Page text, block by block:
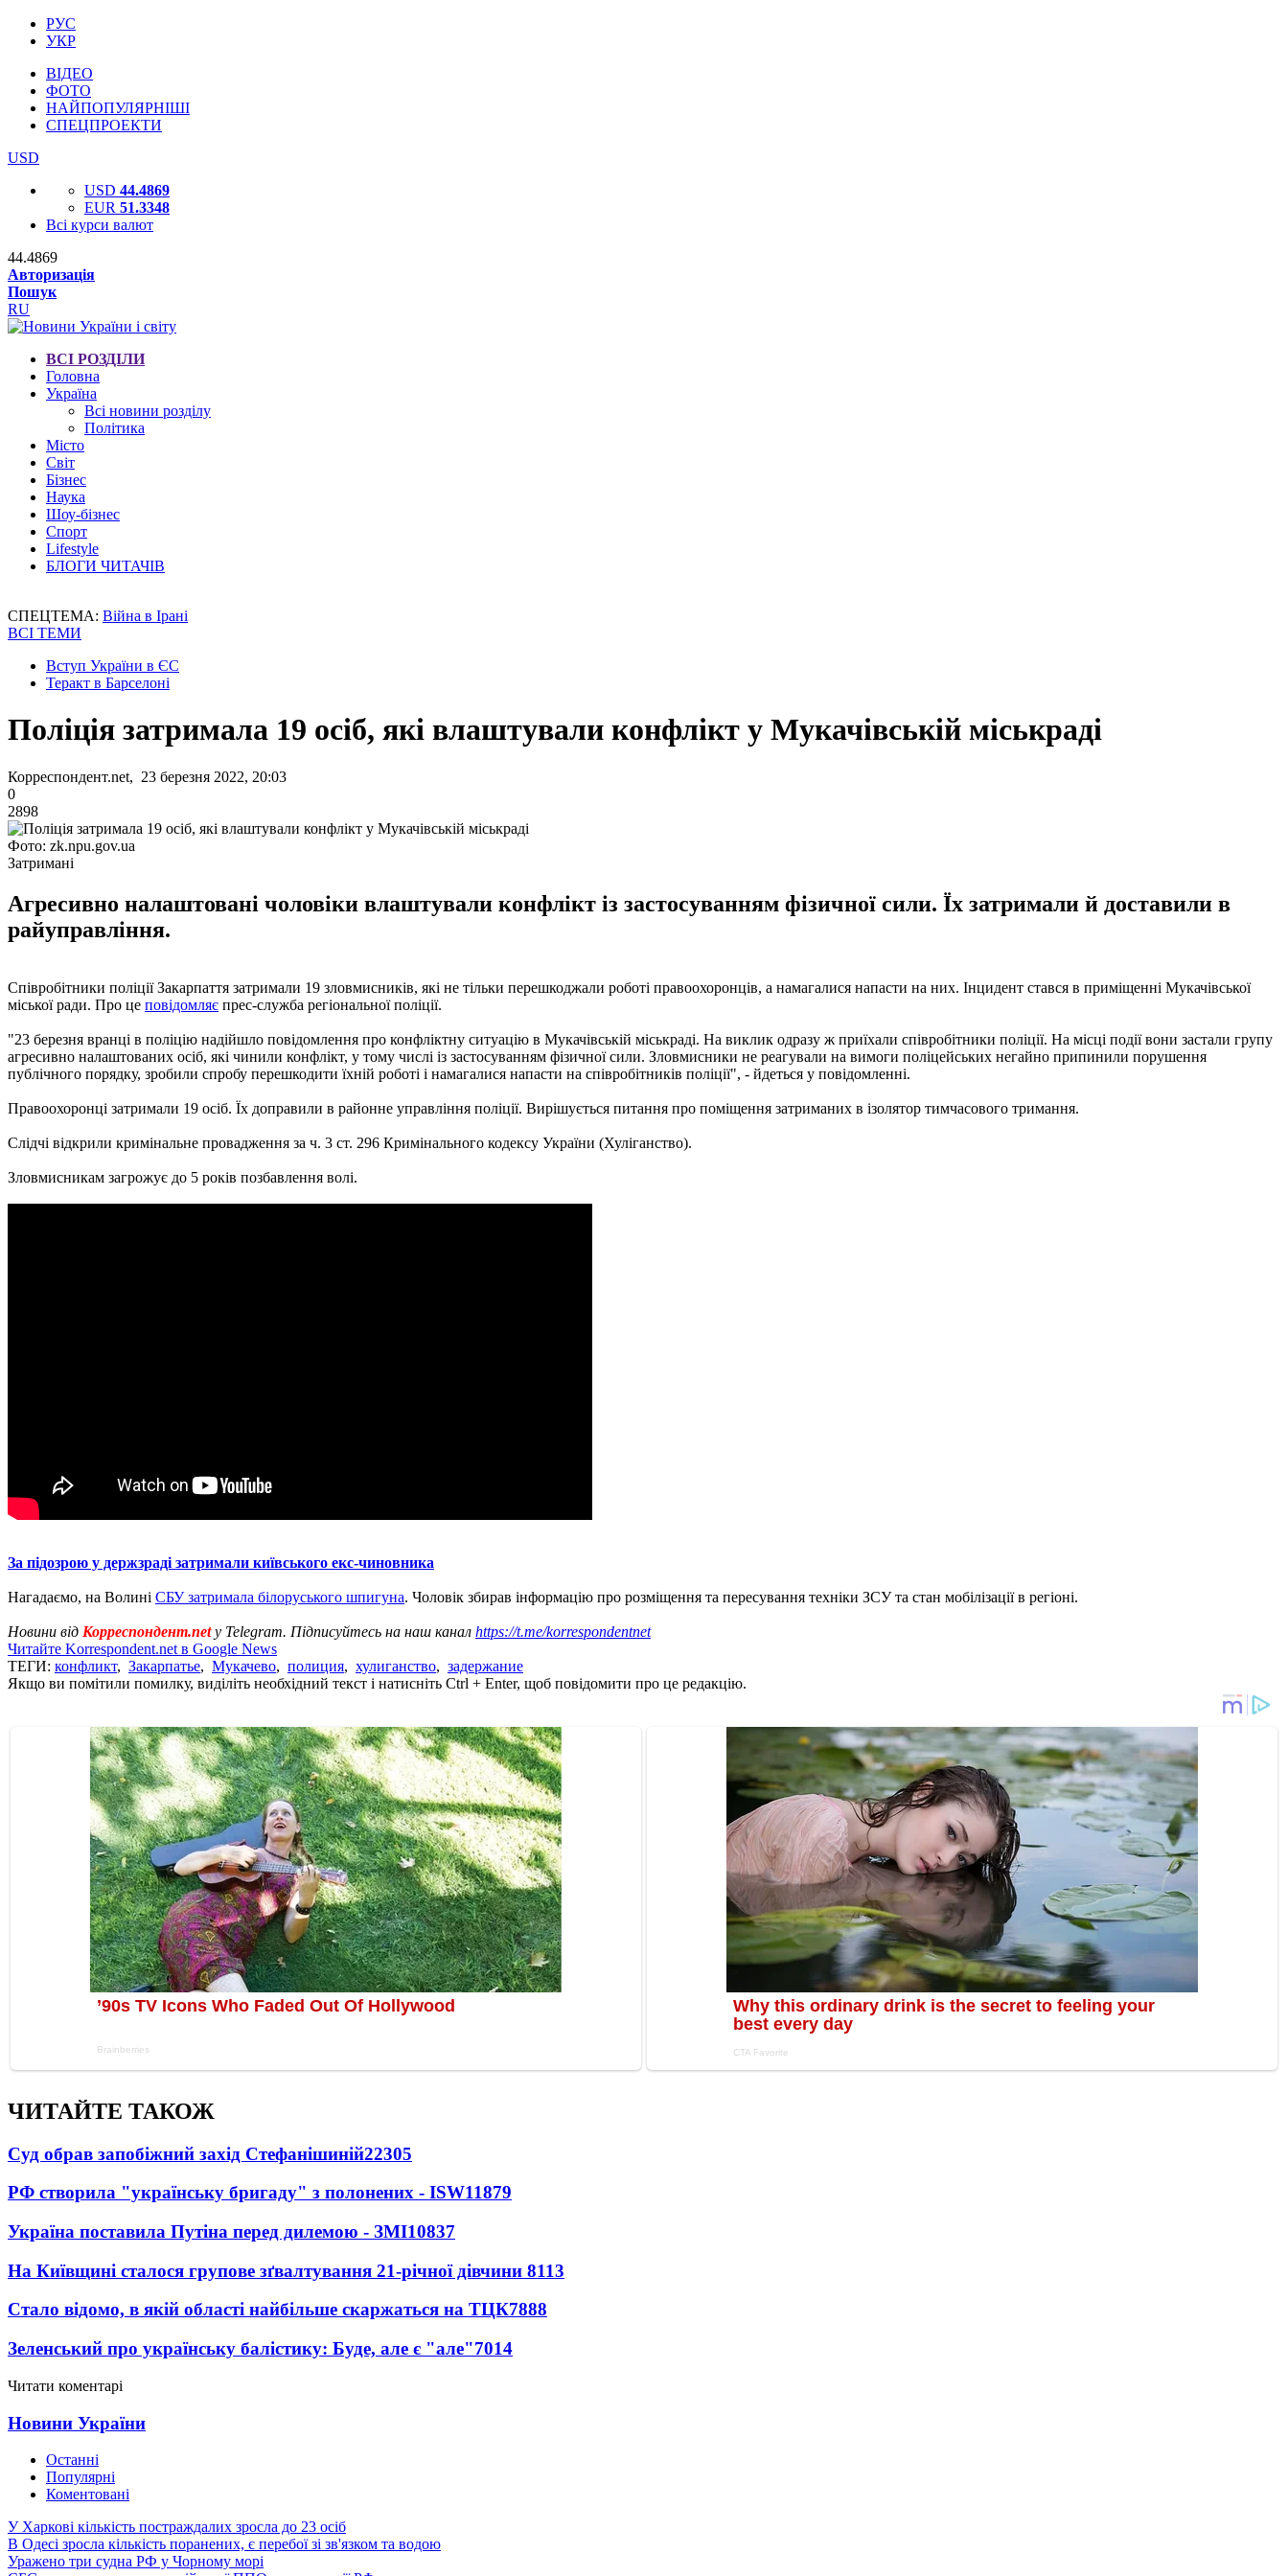
РУС
УКР
ВІДЕО
ФОТО
НАЙПОПУЛЯРНІШІ
СПЕЦПРОЕКТИ
USD
USD 44.4869
EUR 51.3348
Всі курси валют
44.4869
Авторизація
Пошук
RU
ВСІ РОЗДІЛИ
Головна
Україна
Всі новини розділу
Політика
Місто
Світ
Бізнес
Наука
Шоу-бізнес
Спорт
Lifestyle
БЛОГИ ЧИТАЧІВ
СПЕЦТЕМА: Війна в Ірані
ВСІ ТЕМИ
Вступ України в ЄС
Теракт в Барселоні
Поліція затримала 19 осіб, які влаштували конфлікт у Мукачівській міськраді
Корреспондент.net, 23 березня 2022, 20:03
0
2898
Фото: zk.npu.gov.ua
Затримані
Агресивно налаштовані чоловіки влаштували конфлікт із застосуванням фізичної сили. Їх затримали й доставили в
райуправління.
Співробітники поліції Закарпаття затримали 19 зловмисників, які не тільки перешкоджали роботі правоохоронців, а намагалися напасти на них. Інцидент стався в приміщенні Мукачівської
міської ради. Про це повідомляє прес-служба регіональної поліції.
"23 березня вранці в поліцію надійшло повідомлення про конфліктну ситуацію в Мукачівській міськраді. На виклик одразу ж приїхали співробітники поліції. На місці події вони застали групу
агресивно налаштованих осіб, які чинили конфлікт, у тому числі із застосуванням фізичної сили. Зловмисники не реагували на вимоги поліцейських негайно припинили порушення
публічного порядку, зробили спробу перешкодити їхній роботі і намагалися напасти на співробітників поліції", - йдеться у повідомленні.
Правоохоронці затримали 19 осіб. Їх доправили в районне управління поліції. Вирішується питання про поміщення затриманих в ізолятор тимчасового тримання.
Слідчі відкрили кримінальне провадження за ч. 3 ст. 296 Кримінального кодексу України (Хуліганство).
Зловмисникам загрожує до 5 років позбавлення волі.
За підозрою у держзраді затримали київського екс-чиновника
Нагадаємо, на Волині СБУ затримала білоруського шпигуна. Чоловік збирав інформацію про розміщення та пересування техніки ЗСУ та стан мобілізації в регіоні.
Новини від Корреспондент.netу Telegram. Підписуйтесь на наш канал https://t.me/korrespondentnet
Читайте Korrespondent.net в Google News
ТЕГИ: конфликт, Закарпатье, Мукачево, полиция, хулиганство, задержание
Якщо ви помітили помилку, виділіть необхідний текст і натисніть Ctrl + Enter, щоб повідомити про це редакцію.
ЧИТАЙТЕ ТАКОЖ
Суд обрав запобіжний захід Стефанішиній22305
РФ створила "українську бригаду" з полонених - ISW11879
Україна поставила Путіна перед дилемою - ЗМІ10837
На Київщині сталося групове зґвалтування 21-річної дівчини 8113
Стало відомо, в якій області найбільше скаржаться на ТЦК7888
Зеленський про українську балістику: Буде, але є "але"7014
Читати коментарі
Новини України
Останні
Популярні
Коментовані
У Харкові кількість постраждалих зросла до 23 осіб
В Одесі зросла кількість поранених, є перебої зі зв'язком та водою
Уражено три судна РФ у Чорному морі